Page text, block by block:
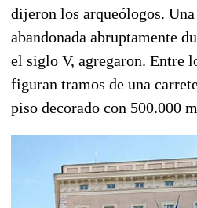
dijeron los arqueólogos.
abandonada abruptamente
el siglo V, agregaron. Entre
figuran tramos de una
piso decorado con 500.000